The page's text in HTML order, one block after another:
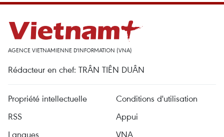
AGENCE VIETNAMIENNE D'INFORMATION (VNA)
Rédacteur en chef: TRÂN TIÊN DUÂN
Propriété intellectuelle
Conditions d'utilisation
RSS
Appui
Langues
VNA